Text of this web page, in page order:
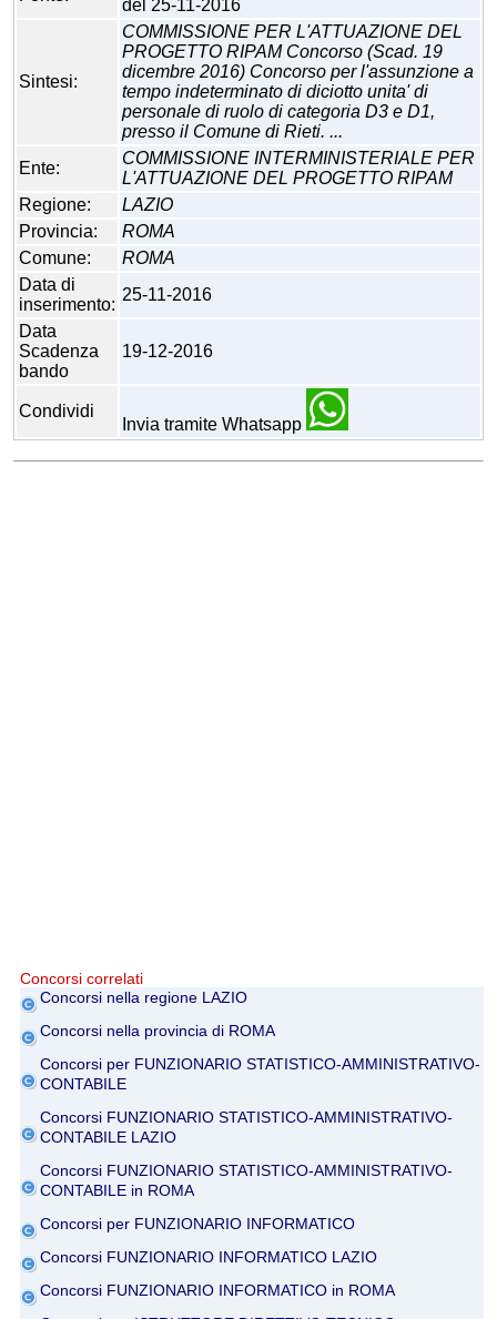
del 25-11-2016
Sintesi:
COMMISSIONE PER L'ATTUAZIONE DEL
PROGETTO RIPAM Concorso (Scad. 19
dicembre 2016) Concorso per l'assunzione a
tempo indeterminato di diciotto unita' di
personale di ruolo di categoria D3 e D1,
presso il Comune di Rieti. ...
Ente:
COMMISSIONE INTERMINISTERIALE PER
L'ATTUAZIONE DEL PROGETTO RIPAM
Regione:
LAZIO
Provincia:
ROMA
Comune:
ROMA
Data di
inserimento:
25-11-2016
Data
Scadenza
bando
19-12-2016
Condividi
Invia tramite Whatsapp
Concorsi correlati
Concorsi nella regione LAZIO
Concorsi nella provincia di ROMA
Concorsi per FUNZIONARIO STATISTICO-AMMINISTRATIVO-
CONTABILE
Concorsi FUNZIONARIO STATISTICO-AMMINISTRATIVO-
CONTABILE LAZIO
Concorsi FUNZIONARIO STATISTICO-AMMINISTRATIVO-
CONTABILE in ROMA
Concorsi per FUNZIONARIO INFORMATICO
Concorsi FUNZIONARIO INFORMATICO LAZIO
Concorsi FUNZIONARIO INFORMATICO in ROMA